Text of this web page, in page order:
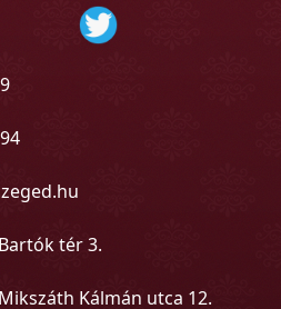
tér 3.
Kálmán utca 12.